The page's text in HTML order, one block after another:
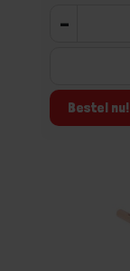
-
Bestel nu!